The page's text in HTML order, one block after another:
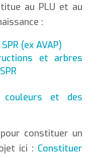
au PLU et au
:
(ex AVAP)
et arbres
et des
constituer un
ici : Constituer